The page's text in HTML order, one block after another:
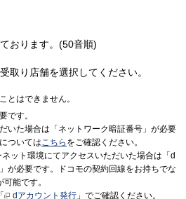
おります。(50音順)
取り店舗を選択してください。
とはできません。
です。
いた場合は「ネットワーク暗証番号」が必要
ついてはこちら をご確認ください。
ット環境にてアクセスいただいた場合は「d
が必要です。ドコモの契約回線をお持ちでな
能です。
dアカウント発行 」でご確認ください。